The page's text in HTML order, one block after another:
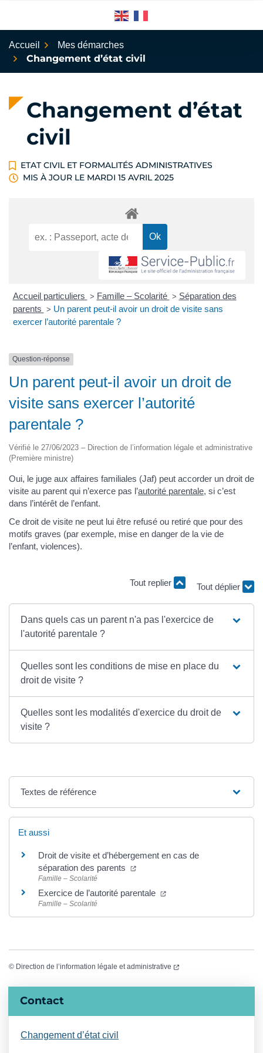
Accueil
Mes démarches
Changement d’état civil
Changement d’état
civil
ETAT CIVIL ET FORMALITÉS ADMINISTRATIVES
MIS À JOUR LE MARDI 15 AVRIL 2025
Accueil particuliers > Famille – Scolarité > Séparation des
parents > Un parent peut-il avoir un droit de visite sans
exercer l’autorité parentale ?
Question-réponse
Un parent peut-il avoir un droit de
visite sans exercer l’autorité
parentale ?
Vérifié le 27/06/2023 – Direction de l’information légale et administrative
(Première ministre)
Oui, le juge aux affaires familiales (Jaf) peut accorder un droit de
visite au parent qui n’exerce pas l’autorité parentale, si c’est
dans l’intérêt de l’enfant.
Ce droit de visite ne peut lui être refusé ou retiré que pour des
motifs graves (par exemple, mise en danger de la vie de
l’enfant, violences).
Tout replier
Tout déplier
Dans quels cas un parent n'a pas l'exercice de
l'autorité parentale ?
Quelles sont les conditions de mise en place du
droit de visite ?
Quelles sont les modalités d'exercice du droit de
visite ?
Textes de référence
Et aussi
Droit de visite et d’hébergement en cas de
séparation des parents
(ouverture dans un nouvel onglet)
Famille – Scolarité
Exercice de l’autorité parentale (ouverture dans un
Famille – Scolarité
© Direction de l’information légale et administrative (ouverture dans un
Informations complémentaires
Contact
Changement d’état civil